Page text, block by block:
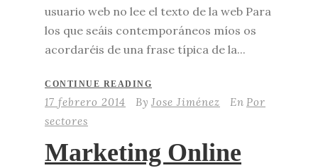
usuario web no lee el texto de la web Para
los que seáis contemporáneos míos os
acordaréis de una frase típica de la...
CONTINUE READING
17 febrero 2014 By Jose Jiménez En Por
sectores
Marketing Online